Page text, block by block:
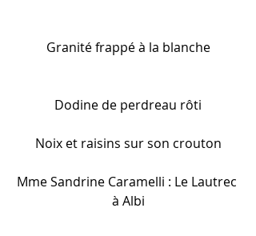
Granité frappé à la blanche
Dodine de perdreau rôti
Noix et raisins sur son crouton
Mme Sandrine Caramelli : Le Lautrec
à Albi